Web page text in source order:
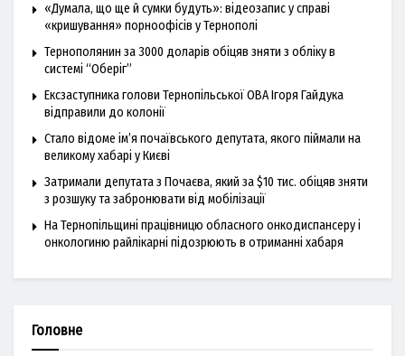
«Думала, що ще й сумки будуть»: відеозапис у справі
«кришування» порноофісів у Тернополі
Тернополянин за 3000 доларів обіцяв зняти з обліку в
системі “Оберіг”
Ексзаступника голови Тернопільської ОВА Ігоря Гайдука
відправили до колонії
Стало відоме ім’я почаївського депутата, якого піймали на
великому хабарі у Києві
Затримали депутата з Почаєва, який за $10 тис. обіцяв зняти
з розшуку та забронювати від мобілізації
На Тернопільщині працівницю обласного онкодиспансеру і
онкологиню райлікарні підозрюють в отриманні хабаря
Головне